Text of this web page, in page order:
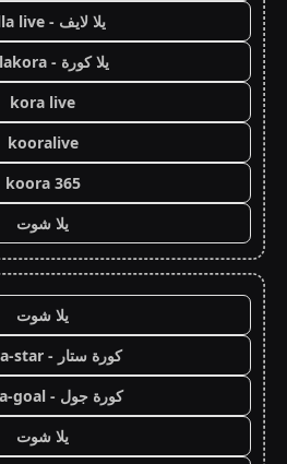
يلا لايف - yalla live
يلا كورة - yallakora
kora live
kooralive
koora 365
يلا شوت
يلا شوت
كورة ستار - koora-star
كورة جول - koora-goal
يلا شوت